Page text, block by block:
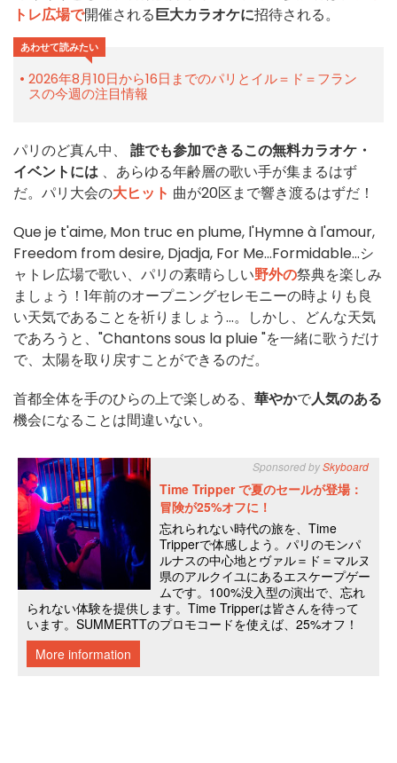
トレ広場で開催される巨大カラオケに招待される。
あわせて読みたい
2026年8月10日から16日までのパリとイル＝ド＝フラン
スの今週の注目情報
パリのど真ん中、
誰でも参加できるこの無料カラオケ・
イベントには 、あらゆる年齢層の歌い手が集まるはず
だ。パリ大会の大ヒット 曲が20区まで響き渡るはずだ！
Que je t'aime, Mon truc en plume, l'Hymne à l'amour,
Freedom from desire, Djadja, For Me...Formidable...シ
ャトレ広場で歌い、パリの素晴らしい野外の祭典を楽しみ
ましょう！1年前のオープニングセレモニーの時よりも良
い天気であることを祈りましょう...。しかし、どんな天気
であろうと、"Chantons sous la pluie "を一緒に歌うだけ
で、太陽を取り戻すことができるのだ。
首都全体を手のひらの上で楽しめる、 華やかで人気のある
機会になることは間違いない。